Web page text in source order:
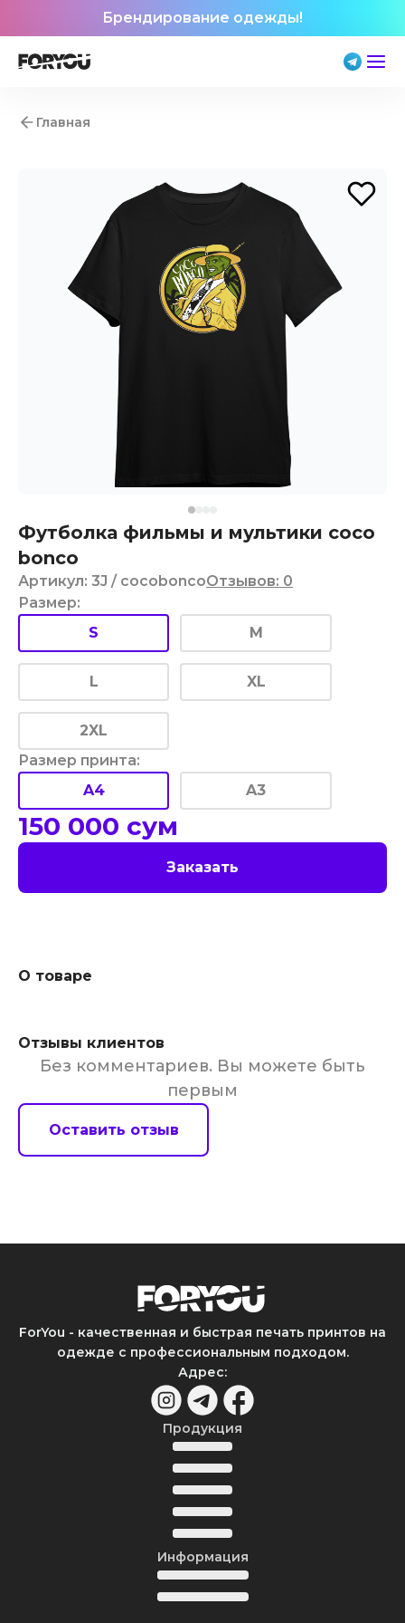
Брендирование одежды!
Главная
Футболка фильмы и мультики coco
bonco
Артикул: 3J / cocoboncoОтзывов: 0
Размер:
S
M
L XL
2XL
Размер принта:
A4
A3
150 000 сум
Заказать
О товаре
Отзывы клиентов
Без комментариев. Вы можете быть
первым
Оставить отзыв
ForYou - качественная и быстрая печать принтов на
одежде с профессиональным подходом.
Адрес:
Продукция
Информация